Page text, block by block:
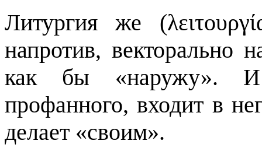
Литургия же
напротив, векторально
как бы «наружу». И
профанного, входит в
делает «своим».